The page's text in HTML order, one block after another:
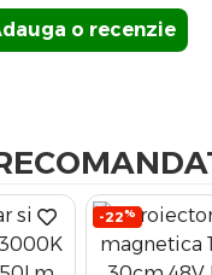
o recenzie
-22%